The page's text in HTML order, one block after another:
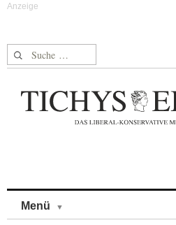
Suche nach:
Menü